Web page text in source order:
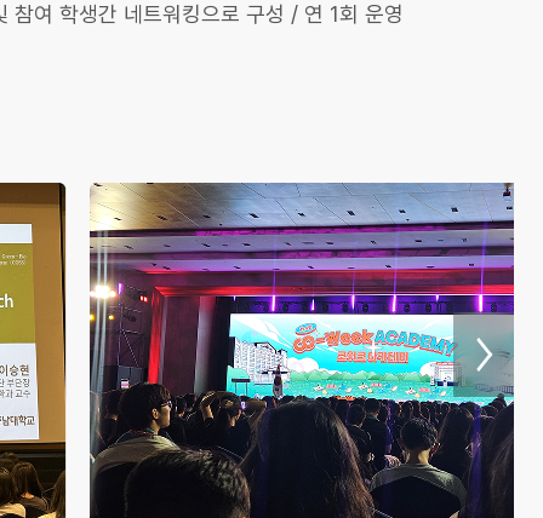
다음
참여 학생간 네트워킹으로 구성 / 연 1회 운영